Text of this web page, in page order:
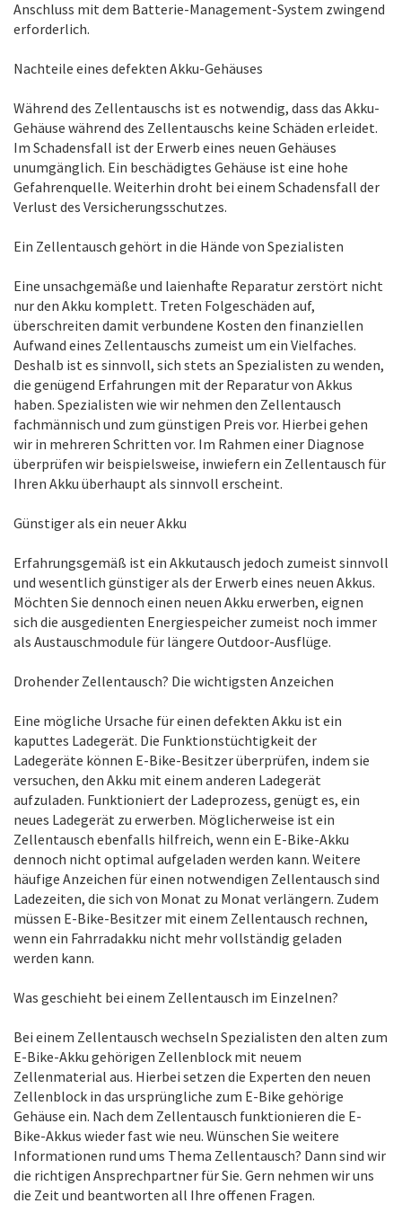
Anschluss mit dem Batterie-Management-System zwingend
erforderlich.
Nachteile eines defekten Akku-Gehäuses
Während des Zellentauschs ist es notwendig, dass das Akku-
Gehäuse während des Zellentauschs keine Schäden erleidet.
Im Schadensfall ist der Erwerb eines neuen Gehäuses
unumgänglich. Ein beschädigtes Gehäuse ist eine hohe
Gefahrenquelle. Weiterhin droht bei einem Schadensfall der
Verlust des Versicherungsschutzes.
Ein Zellentausch gehört in die Hände von Spezialisten
Eine unsachgemäße und laienhafte Reparatur zerstört nicht
nur den Akku komplett. Treten Folgeschäden auf,
überschreiten damit verbundene Kosten den finanziellen
Aufwand eines Zellentauschs zumeist um ein Vielfaches.
Deshalb ist es sinnvoll, sich stets an Spezialisten zu wenden,
die genügend Erfahrungen mit der Reparatur von Akkus
haben. Spezialisten wie wir nehmen den Zellentausch
fachmännisch und zum günstigen Preis vor. Hierbei gehen
wir in mehreren Schritten vor. Im Rahmen einer Diagnose
überprüfen wir beispielsweise, inwiefern ein Zellentausch für
Ihren Akku überhaupt als sinnvoll erscheint.
Günstiger als ein neuer Akku
Erfahrungsgemäß ist ein Akkutausch jedoch zumeist sinnvoll
und wesentlich günstiger als der Erwerb eines neuen Akkus.
Möchten Sie dennoch einen neuen Akku erwerben, eignen
sich die ausgedienten Energiespeicher zumeist noch immer
als Austauschmodule für längere Outdoor-Ausflüge.
Drohender Zellentausch? Die wichtigsten Anzeichen
Eine mögliche Ursache für einen defekten Akku ist ein
kaputtes Ladegerät. Die Funktionstüchtigkeit der
Ladegeräte können E-Bike-Besitzer überprüfen, indem sie
versuchen, den Akku mit einem anderen Ladegerät
aufzuladen. Funktioniert der Ladeprozess, genügt es, ein
neues Ladegerät zu erwerben. Möglicherweise ist ein
Zellentausch ebenfalls hilfreich, wenn ein E-Bike-Akku
dennoch nicht optimal aufgeladen werden kann. Weitere
häufige Anzeichen für einen notwendigen Zellentausch sind
Ladezeiten, die sich von Monat zu Monat verlängern. Zudem
müssen E-Bike-Besitzer mit einem Zellentausch rechnen,
wenn ein Fahrradakku nicht mehr vollständig geladen
werden kann.
Was geschieht bei einem Zellentausch im Einzelnen?
Bei einem Zellentausch wechseln Spezialisten den alten zum
E-Bike-Akku gehörigen Zellenblock mit neuem
Zellenmaterial aus. Hierbei setzen die Experten den neuen
Zellenblock in das ursprüngliche zum E-Bike gehörige
Gehäuse ein. Nach dem Zellentausch funktionieren die E-
Bike-Akkus wieder fast wie neu. Wünschen Sie weitere
Informationen rund ums Thema Zellentausch? Dann sind wir
die richtigen Ansprechpartner für Sie. Gern nehmen wir uns
die Zeit und beantworten all Ihre offenen Fragen.